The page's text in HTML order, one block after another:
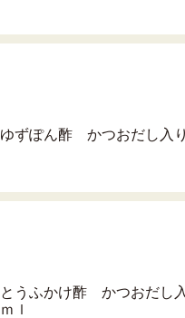
ゆずぽん酢 かつおだし入
とうふかけ酢 かつおだし
ｍｌ